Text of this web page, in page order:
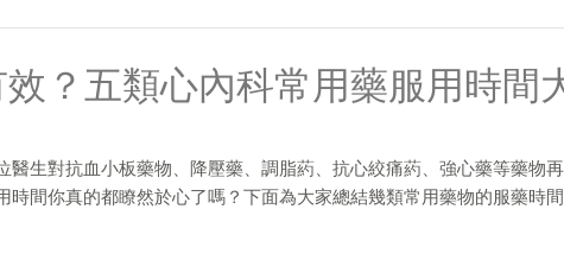
？五類心內科常用藥服用時間
醫生對抗血小板藥物、降壓藥、調脂葯、抗心絞痛葯、強心藥等藥物
間你真的都瞭然於心了嗎？下面為大家總結幾類常用藥物的服藥時間